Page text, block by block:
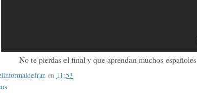
No te pierdas el final y que aprendan muchos españoles
en 11:53